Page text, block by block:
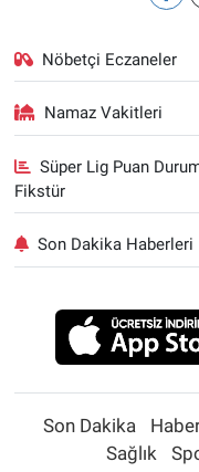
Nöbetçi Eczaneler
Namaz Vakitleri
Süper Lig Puan
Fikstür
Son Dakika Haberleri
Son Dakika
Sağlık